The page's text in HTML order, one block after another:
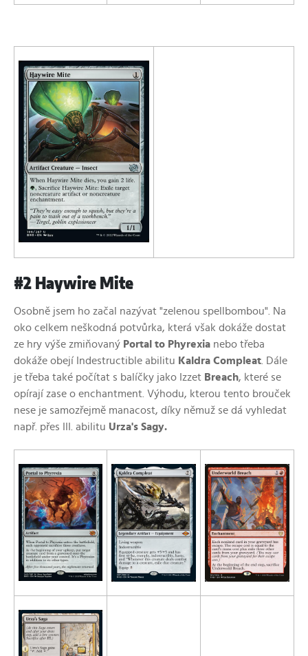
#2 Haywire Mite
Osobně jsem ho začal nazývat "zelenou spellbombou". Na
oko celkem neškodná potvůrka, která však dokáže dostat
ze hry výše zmiňovaný Portal to Phyrexia nebo třeba
dokáže obejí Indestructible abilitu Kaldra Compleat . Dále
je třeba také počítat s balíčky jako Izzet Breach, které se
opírají zase o enchantment. Výhodu, kterou tento brouček
nese je samozřejmě manacost, díky němuž se dá vyhledat
např. přes III. abilitu Urza's Sagy.